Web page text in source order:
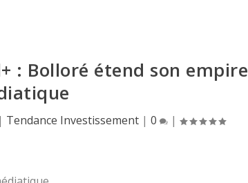
: Bolloré étend son empire
| Tendance Investissement |0 |